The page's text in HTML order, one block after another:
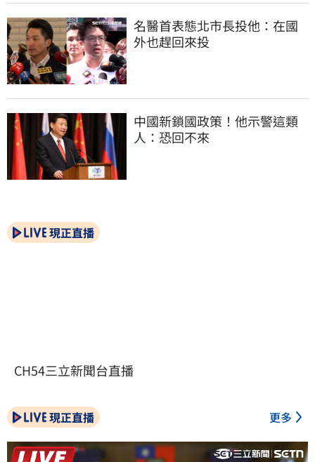
名醫首表態北市長投他：在國
外也趕回來投
中國新鎖國政策！他示警這類
人：恐回不來
現正直播
CH54三立新聞台直播
現正直播 更多